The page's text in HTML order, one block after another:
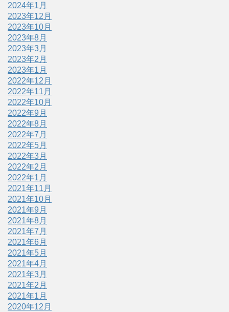
2024年1月
2023年12月
2023年10月
2023年8月
2023年3月
2023年2月
2023年1月
2022年12月
2022年11月
2022年10月
2022年9月
2022年8月
2022年7月
2022年5月
2022年3月
2022年2月
2022年1月
2021年11月
2021年10月
2021年9月
2021年8月
2021年7月
2021年6月
2021年5月
2021年4月
2021年3月
2021年2月
2021年1月
2020年12月